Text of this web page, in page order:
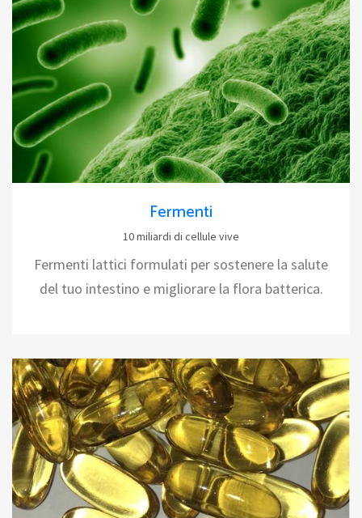
Fermenti
10 miliardi di cellule vive
Fermenti lattici formulati per sostenere la salute
del tuo intestino e migliorare la flora batterica.